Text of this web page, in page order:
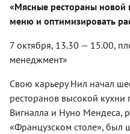
«Мясные рестораны новой
меню и оптимизировать
7 октября, 13.30 — 15.00,
менеджмент»
Свою карьеру Нил начал
ресторанов высокой
Вигналла и Нуно Мендеса,
«Французском столе», был